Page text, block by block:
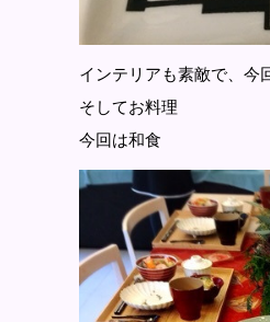
インテリアも素敵で、今
そしてお料理
今回は和食